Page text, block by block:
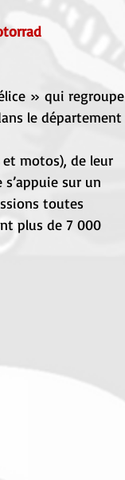
» qui regroupe
le département
et motos), de leur
sur un
toutes
plus de 7 000